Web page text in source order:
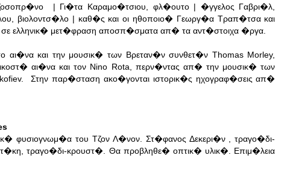
| Γι�τα Καραμο�τσιου, φλ�ουτο | �γγελος Γαβρι�λ,
βιολοντσ�λο | καθ�ς και οι ηθοποιο� Γεωργ�α Τραπ�τσα και
ελληνικ� μετ�φραση αποσπ�σματα απ� τα αντ�στοιχα �ργα.
και την μουσικ� των Βρεταν�ν συνθετ�ν Thomas Morley,
αι�να και τον Nino Rota, περν�ντας απ� την μουσικ� των
Στην παρ�σταση ακο�γονται ιστορικ�ς ηχογραφ�σεις απ�
φυσιογνωμ�α του Τζον Λ�νον. Στ�φανος Δεκερι�ν , τραγο�δι-
τραγο�δι-κρουστ�. Θα προβληθε� οπτικ� υλικ�. Επιμ�λεια